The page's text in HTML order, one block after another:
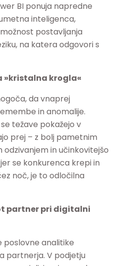
BI ponuja napredne
inteligenca,
postavljanja
na katera odgovori s
»kristalna krogla«
da vnaprej
in anomalije.
težave pokažejo v
prej – z bolj pametnim
in učinkovitejšo
se konkurenca krepi in
noč, je to odločilna
partner pri digitalni
poslovne analitike
partnerja. V podjetju